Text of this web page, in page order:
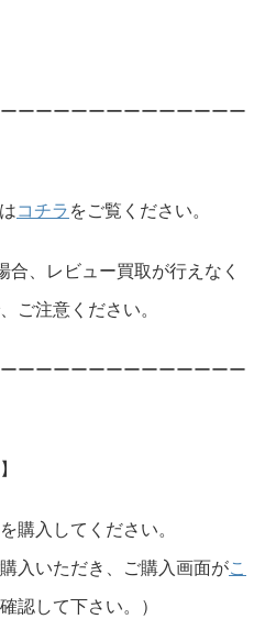
ーーーーーーーーーーーーー
コチラ をご覧ください。
、レビュー買取が行えなく
ご注意ください。
ーーーーーーーーーーーーー
購入してください。
入いただき、ご購入画面がこ
認して下さい。）